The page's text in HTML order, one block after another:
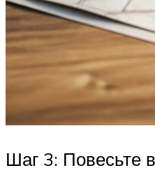
Шаг 3: Повесьте